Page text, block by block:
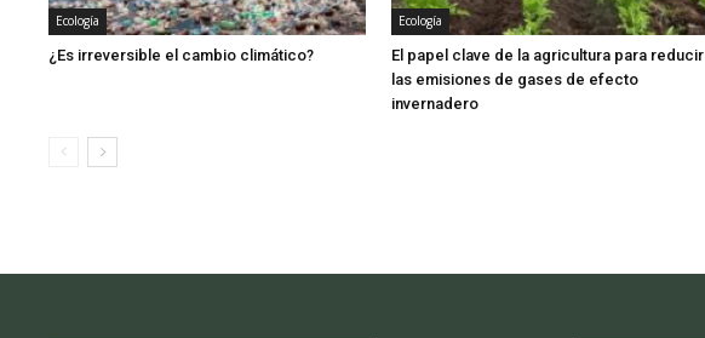
Ecología
¿Es irreversible el cambio climático?
Ecología
El papel clave de la agricultura para reducir
las emisiones de gases de efecto
invernadero